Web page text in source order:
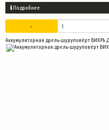
Подробнее
Аккумуляторная дрель-шуруповёрт ВИХРЬ